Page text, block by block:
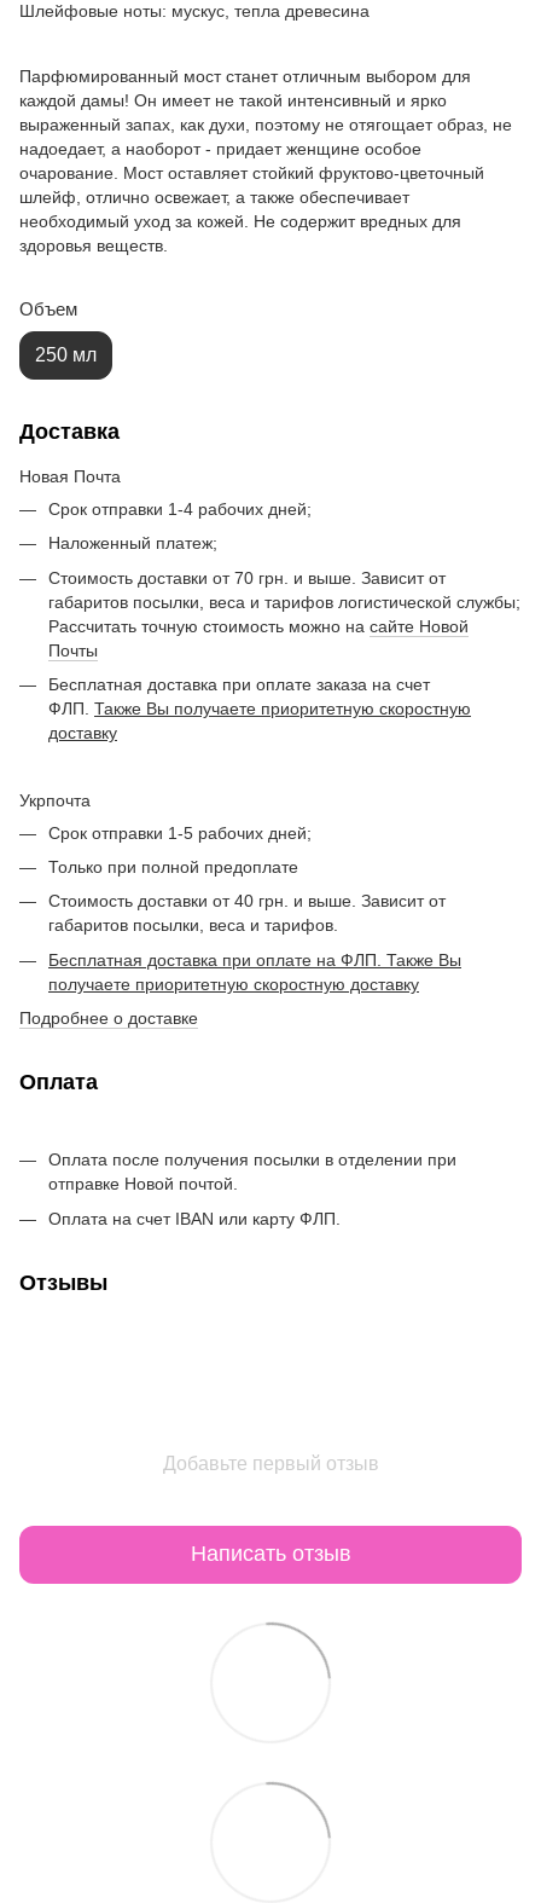
Шлейфовые ноты: мускус, тепла древесина
Парфюмированный мост станет отличным выбором для
каждой дамы! Он имеет не такой интенсивный и ярко
выраженный запах, как духи, поэтому не отягощает образ, не
надоедает, а наоборот - придает женщине особое
очарование. Мост оставляет стойкий фруктово-цветочный
шлейф, отлично освежает, а также обеспечивает
необходимый уход за кожей. Не содержит вредных для
здоровья веществ.
Объем
250 мл
Доставка
Новая Почта
Срок отправки 1-4 рабочих дней;
Наложенный платеж;
Стоимость доставки от 70 грн. и выше. Зависит от
габаритов посылки, веса и тарифов логистической службы;
Рассчитать точную стоимость можно на сайте Новой
Почты
Бесплатная доставка при оплате заказа на счет
ФЛП. Также Вы получаете приоритетную скоростную
доставку
Укрпочта
Срок отправки 1-5 рабочих дней;
Только при полной предоплате
Стоимость доставки от 40 грн. и выше. Зависит от
габаритов посылки, веса и тарифов.
Бесплатная доставка при оплате на ФЛП. Также Вы
получаете приоритетную скоростную доставку
Подробнее о доставке
Оплата
Оплата после получения посылки в отделении при
отправке Новой почтой.
Оплата на счет IBAN или карту ФЛП.
Отзывы
Добавьте первый отзыв
Написать отзыв